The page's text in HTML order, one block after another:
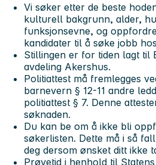
Vi søker etter de beste
kulturell bakgrunn, alder,
funksjonsevne, og
kandidater til å søke jobb
Stillingen er for tiden lagt til
avdeling Akershus.
Politiattest må fremlegges
barnevern § 12-11 andre
politiattest § 7. Denne
søknaden.
Du kan be om å ikke bli
søkerlisten. Dette må i så
deg dersom ønsket ditt ikke
Prøvetid i henhold til